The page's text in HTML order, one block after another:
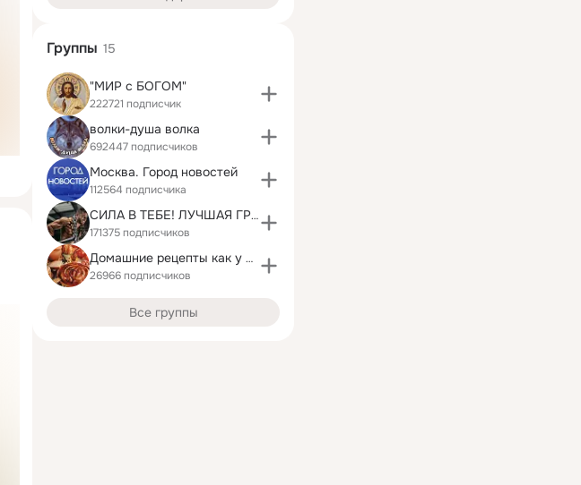
Группы 15
"МИР с БОГОМ"
222721 подписчик
волки-душа волка
692447 подписчиков
Москва. Город новостей
112564 подписчика
СИЛА В ТЕБЕ! ЛУЧШАЯ ГРУППА
171375 подписчиков
Домашние рецепты как у Бабушки Евлампии!
26966 подписчиков
Все группы